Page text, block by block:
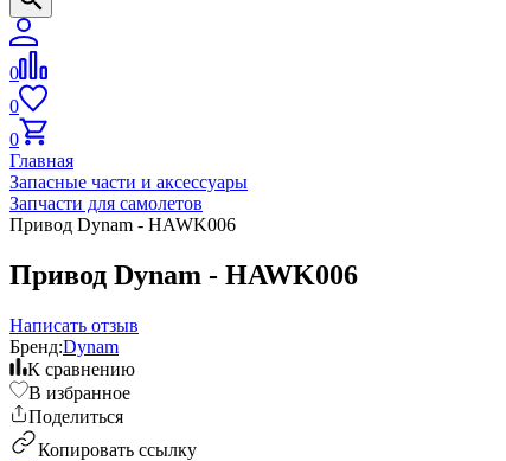
0
0
0
Главная
Запасные части и аксессуары
Запчасти для самолетов
Привод Dynam - HAWK006
Привод Dynam - HAWK006
Написать отзыв
Бренд:Dynam
К сравнению
В избранное
Поделиться
Копировать ссылку